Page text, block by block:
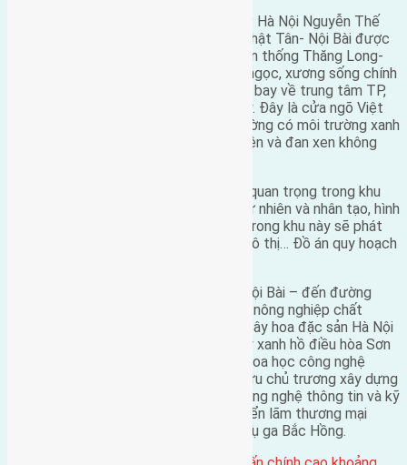
Báo cáo tại hội nghị, Chủ tịch UBND TP Hà Nội Nguyễn Thế
Thảo cho biết: Đồ án quy hoạch trục Nhật Tân- Nội Bài được
lập trên ý tưởng tái hiện hình ảnh truyền thống Thăng Long-
Hà Nội, với ý tưởng chính là Rồng đón ngọc, xương sống chính
là tuyến đường cao tốc kết nối từ Sân bay về trung tâm TP,
đầu Rồng quay về sông Hồng – Hồ Tây. Đây là cửa ngõ Việt
Nam và thế giới, tạo hình ảnh tuyến đường có môi trường xanh
bền vững với dải phân cách trải dài 2 bên và đan xen không
Trong đó mặt nước tự nhiên là yếu tố quan trọng trong khu
vực, với ý tưởng khai thác mặt nước tự nhiên và nhân tạo, hình
thành tuyến du lịch đường thủy. Cũng trong khu này sẽ phát
triển tổ hợp TOD theo ga đường sắt đô thị… Đồ án quy hoạch
Đoạn 1 là đô thị cửa ngõ (từ sân bay Nội Bài – đến đường
Vành đai 3), bao gồm các khu vực: Khu nông nghiệp chất
lượng cao với các trang trại nông sản cây hoa đặc sản Hà Nội
và vùng miền (80ha); Khu công viên cây xanh hồ điều hòa Sơn
Du kết hợp trưng bày các sản phẩm khoa học công nghệ
(55ha). Khu vực này TP đang nghiên cứu chủ trương xây dựng
theo hướng trở thành khu công viên công nghệ thông tin và kỹ
thuật số TP. Khu Trung tâm hội chợ, triển lãm thương mại
nông sản; Trung tâm thương mại dịch vụ ga Bắc Hồng.